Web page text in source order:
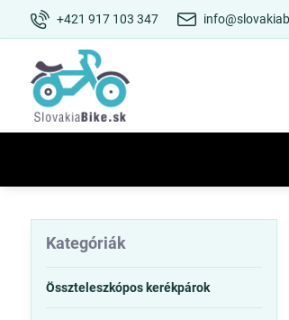
+421 917 103 347
Kategóriák
Összteleszkópos kerékpárok